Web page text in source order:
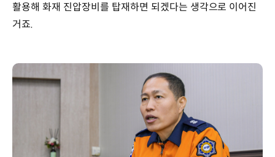
활용해 화재 진압장비를 탑재하면 되겠다는 생각으로 이어진
거죠.